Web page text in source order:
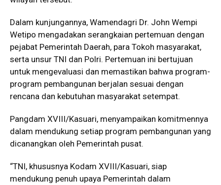
Dalam kunjungannya, Wamendagri Dr. John Wempi
Wetipo mengadakan serangkaian pertemuan dengan
pejabat Pemerintah Daerah, para Tokoh masyarakat,
serta unsur TNI dan Polri. Pertemuan ini bertujuan
untuk mengevaluasi dan memastikan bahwa program-
program pembangunan berjalan sesuai dengan
rencana dan kebutuhan masyarakat setempat.
Pangdam XVIII/Kasuari, menyampaikan komitmennya
dalam mendukung setiap program pembangunan yang
dicanangkan oleh Pemerintah pusat.
“TNI, khususnya Kodam XVIII/Kasuari, siap
mendukung penuh upaya Pemerintah dalam